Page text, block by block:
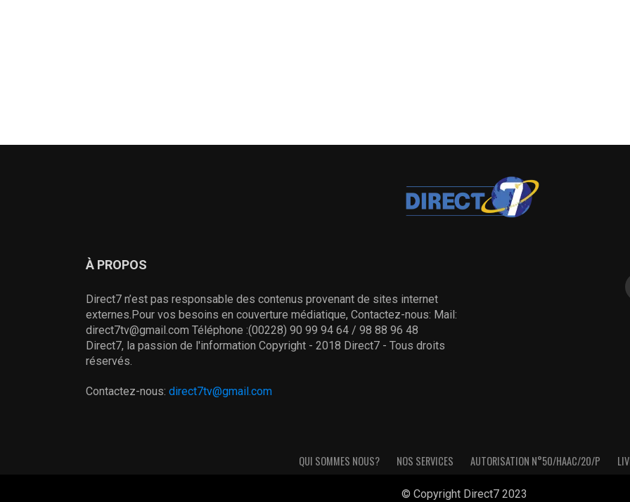
À PROPOS
Direct7 n’est pas responsable des contenus provenant de sites internet
externes.Pour vos besoins en couverture médiatique, Contactez-nous: Mail:
direct7tv@gmail.com Téléphone :(00228) 90 99 94 64 / 98 88 96 48
Direct7, la passion de l'information Copyright - 2018 Direct7 - Tous droits
réservés.
Contactez-nous: direct7tv@gmail.com
QUI SOMMES NOUS? NOS SERVICES AUTORISATION N°50/HAAC/20/P
© Copyright Direct7 2023